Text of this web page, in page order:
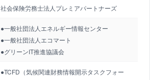
社会保険労務士法人プレミアパートナーズ
●一般社団法人エネルギー情報センター
●一般社団法人エコマート
●グリーンIT推進協議会
●TCFD（気候関連財務情報開示タスクフォー